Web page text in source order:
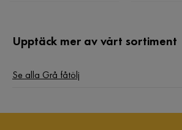
Upptäck mer av vårt sortiment
Se alla Grå fåtölj